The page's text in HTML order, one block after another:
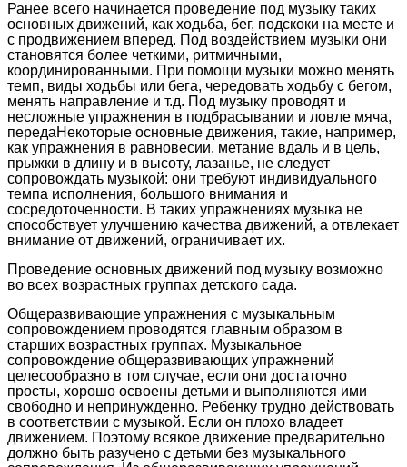
Ранее всего начинается проведение под музыку таких
основных движений, как ходьба, бег, подскоки на месте и
с продвижением вперед. Под воздействием музыки они
становятся более четкими, ритмичными,
координированными. При помощи музыки можно менять
темп, виды ходьбы или бега, чередовать ходьбу с бегом,
менять направление и т.д. Под музыку проводят и
несложные упражнения в подбрасывании и ловле мяча,
передаНекоторые основные движения, такие, например,
как упражнения в равновесии, метание вдаль и в цель,
прыжки в длину и в высоту, лазанье, не следует
сопровождать музыкой: они требуют индивидуального
темпа исполнения, большого внимания и
сосредоточенности. В таких упражнениях музыка не
способствует улучшению качества движений, а отвлекает
внимание от движений, ограничивает их.
Проведение основных движений под музыку возможно
во всех возрастных группах детского сада.
Общеразвивающие упражнения с музыкальным
сопровождением проводятся главным образом в
старших возрастных группах. Музыкальное
сопровождение общеразвивающих упражнений
целесообразно в том случае, если они достаточно
просты, хорошо освоены детьми и выполняются ими
свободно и непринужденно. Ребенку трудно действовать
в соответствии с музыкой. Если он плохо владеет
движением. Поэтому всякое движение предварительно
должно быть разучено с детьми без музыкального